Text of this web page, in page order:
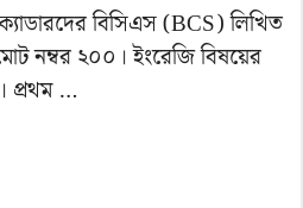
বিসিএস (BCS) লিখিত
নম্বর ২০০। ইংরেজি বিষয়ের
প্রথম …